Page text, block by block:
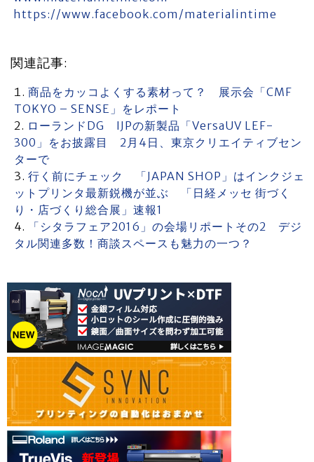
https://www.facebook.com/materialintime
関連記事:
商品をカッコよくする素材って？ 展示会「CMF
TOKYO – SENSE」をレポート
ローランドDG IJPの新製品「VersaUV LEF-
300」をお披露目 2月4日、東京クリエイティブセン
ターで
行く前にチェック 「JAPAN SHOP」はインクジェ
ットプリンタ最新鋭機が並ぶ 「日経メッセ 街づく
り・店づくり総合展」速報1
「シタラフェア2016」の会場リポートその2 デジ
タル関連多数！商談スペースも魅力の一つ？